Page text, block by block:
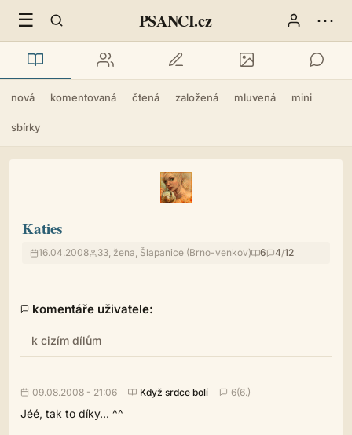
☰ PSANCI.cz ⋯
nová komentovaná čtená založená mluvená mini
sbírky
Katies
16.04.2008 33, žena, Šlapanice (Brno-venkov) 6 4/12
komentáře uživatele:
k cizím dílům
09.08.2008 - 21:06 Když srdce bolí 6(6.)
Jéé, tak to díky... ^^